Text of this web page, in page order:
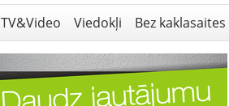
TV&Video Viedokļi Bez kaklasaites